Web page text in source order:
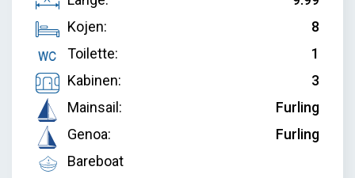
Kojen:
8
Toilette:
1
Kabinen:
3
Mainsail:
Furling
Genoa:
Furling
Bareboat